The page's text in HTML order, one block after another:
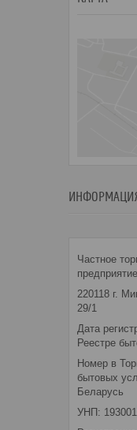
Частное
220118 г.
29/1
Дата
Реестре
Номер в
бытовых
Беларусь
УНП: